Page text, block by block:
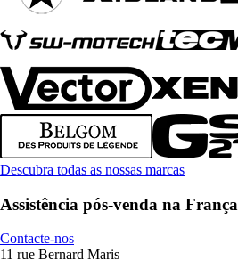
Descubra todas as nossas marcas
Assistência pós-venda na França
Contacte-nos
11 rue Bernard Maris